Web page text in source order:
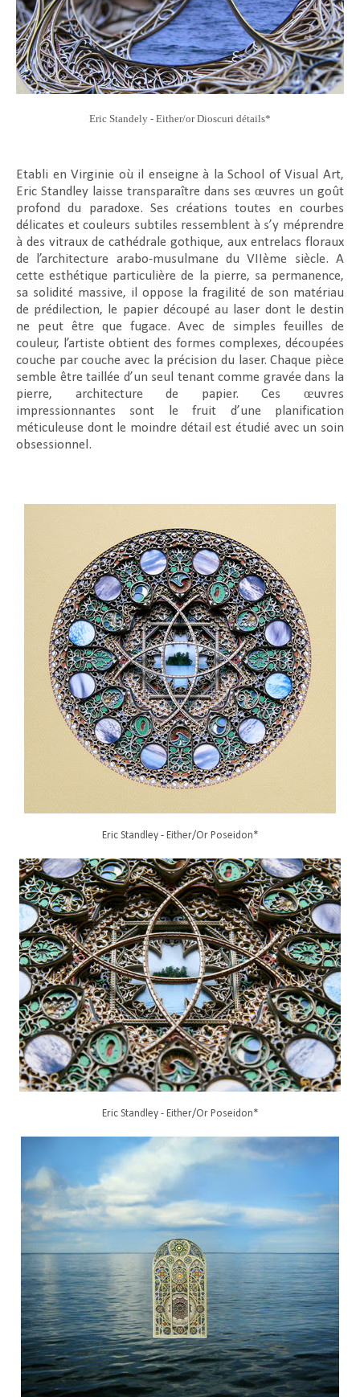
Eric Standely - Either/or Dioscuri détails*
Etabli en Virginie où il enseigne à la School of Visual Art,
Eric Standley laisse transparaître dans ses œuvres un goût
profond du paradoxe. Ses créations toutes en courbes
délicates et couleurs subtiles ressemblent à s’y méprendre
à des vitraux de cathédrale gothique, aux entrelacs floraux
de l’architecture arabo-musulmane du VIIème siècle. A
cette esthétique particulière de la pierre, sa permanence,
sa solidité massive, il oppose la fragilité de son matériau
de prédilection, le papier découpé au laser dont le destin
ne peut être que fugace. Avec de simples feuilles de
couleur, l’artiste obtient des formes complexes, découpées
couche par couche avec la précision du laser. Chaque pièce
semble être taillée d’un seul tenant comme gravée dans la
pierre, architecture de papier. Ces œuvres
impressionnantes sont le fruit d’une planification
méticuleuse dont le moindre détail est étudié avec un soin
obsessionnel.
Eric Standley - Either/Or Poseidon*
Eric Standley - Either/Or Poseidon*